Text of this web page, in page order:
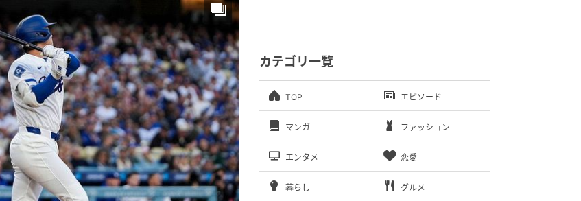
カテゴリ一覧
TOP エピソード
マンガ ファッション
エンタメ 恋愛
暮らし グルメ